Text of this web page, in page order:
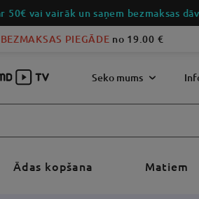
50€ vai vairāk un saņem bezmaksas
BEZMAKSAS PIEGĀDE no 19.00 €
Seko mums
Ādas kopšana Matiem